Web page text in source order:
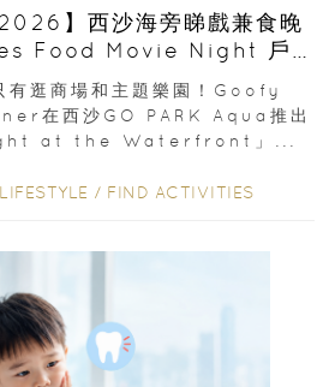
2026】西沙海旁睇戲兼食晚
Food Movie Night 戶
有逛商場和主題樂園！Goofy
在西沙GO PARK Aqua推出
at the Waterfront」...
LIFESTYLE / FIND ACTIVITIES